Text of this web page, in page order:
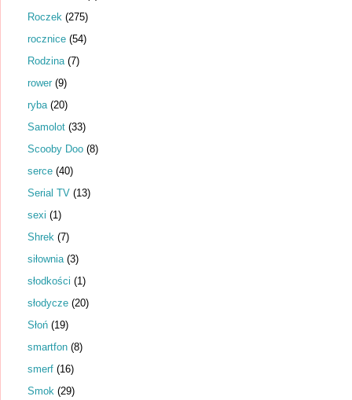
Roczek (275)
rocznice (54)
Rodzina (7)
rower (9)
ryba (20)
Samolot (33)
Scooby Doo (8)
serce (40)
Serial TV (13)
sexi (1)
Shrek (7)
siłownia (3)
słodkości (1)
słodycze (20)
Słoń (19)
smartfon (8)
smerf (16)
Smok (29)